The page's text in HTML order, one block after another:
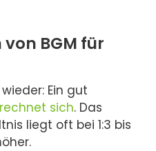
BGM für
Ein gut
sich. Das
liegt oft bei 1:3 bis